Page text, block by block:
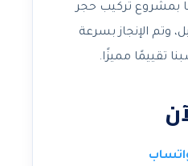
بمشروع تركيب حجر
وتم الإنجاز بسرعة
تقييمًا مميزًا.